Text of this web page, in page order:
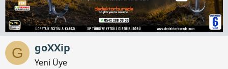
G goXXip
Yeni Üye